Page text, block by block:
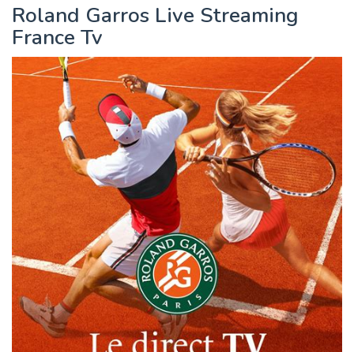
Roland Garros Live Streaming
France Tv